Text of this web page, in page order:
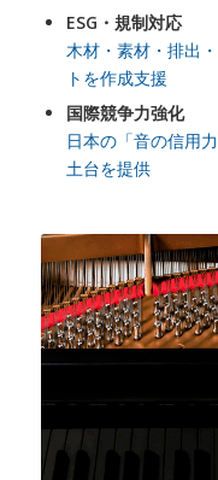
ESG・規制対応
木材・素材・排出
トを作成支援
国際競争力強化
日本の「音の信用
土台を提供